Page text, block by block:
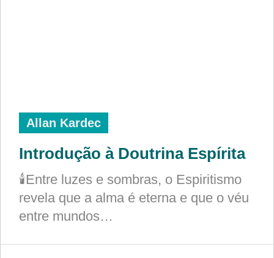
Allan Kardec
Introdução à Doutrina Espírita
🕯️Entre luzes e sombras, o Espiritismo
revela que a alma é eterna e que o véu
entre mundos…